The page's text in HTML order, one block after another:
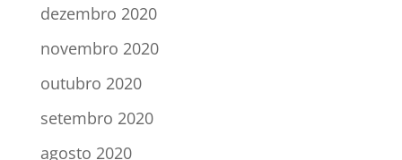
dezembro 2020
novembro 2020
outubro 2020
setembro 2020
agosto 2020